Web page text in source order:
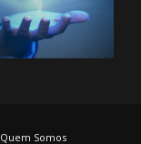
Quem Somos